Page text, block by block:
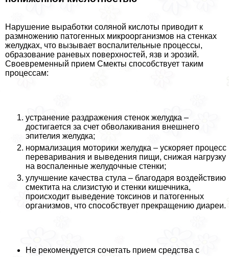
Нарушение выработки соляной кислоты приводит к
размножению патогенных микроорганизмов на стенках
желудках, что вызывает воспалительные процессы,
образование раневых поверхностей, язв и эрозий.
Своевременный прием Смекты способствует таким
процессам:
устранение раздражения стенок желудка –
достигается за счет обволакивания внешнего
эпителия желудка;
нормализация моторики желудка – ускоряет процесс
переваривания и выведения пищи, снижая нагрузку
на воспаленные желудочные стенки;
улучшение качества стула – благодаря воздействию
смектита на слизистую и стенки кишечника,
происходит выведение токсинов и патогенных
организмов, что способствует прекращению диареи.
Не рекомендуется сочетать прием средства с